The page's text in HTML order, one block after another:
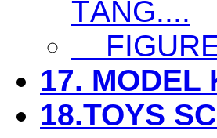
TĂNG....
FIGURE
17. MODEL
18.TOYS